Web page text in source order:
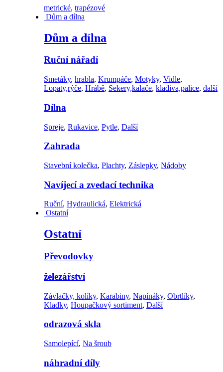
metrické, trapézové
Dům a dílna
Dům a dílna
Ruční nářadí
Smetáky, hrabla, Krumpáče, Motyky, Vidle,
Lopaty,rýče, Hrábě, Sekery,kalače, kladiva,palice, další
Dílna
Spreje, Rukavice, Pytle, Další
Zahrada
Stavební kolečka, Plachty, Záslepky, Nádoby
Navíjecí a zvedací technika
Ruční, Hydraulická, Elektrická
Ostatní
Ostatní
Převodovky
železářství
Závlačky, kolíky, Karabiny, Napínáky, Obrtlíky,
Kladky, Houpačkový sortiment, Další
odrazová skla
Samolepící, Na šroub
náhradní díly